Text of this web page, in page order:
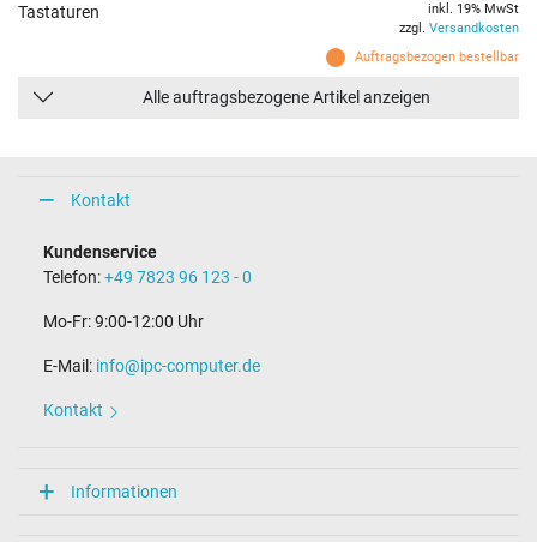
Tastaturen
Auftragsbezogen bestellbar
inkl. 19% MwSt
zzgl. Versandkosten
Alle auftragsbezogene Artikel anzeigen
Kontakt
Kundenservice
Telefon:+49 7823 96 123 - 0
Mo-Fr: 9:00-12:00 Uhr
E-Mail: info@ipc-computer.de
Kontakt
Informationen